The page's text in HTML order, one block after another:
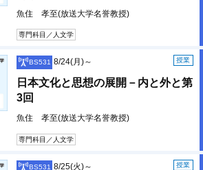
魚住 孝至(放送大学名誉教授)
専門科目／人文学
BS531 授業
8/24(月)～
日本文化と思想の展開－内と外と第
3回
魚住 孝至(放送大学名誉教授)
専門科目／人文学
BS531 授業
8/25(火)～